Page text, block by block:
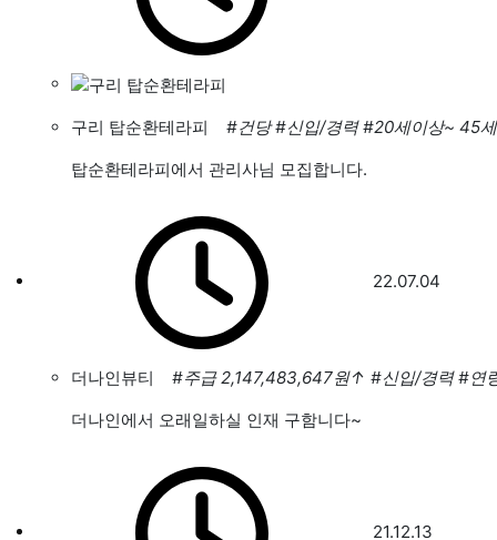
구리 탑순환테라피 #건당 #신입/경력 #20세이상~ 45
탑순환테라피에서 관리사님 모집합니다.
22.07.04
더나인뷰티 #주급 2,147,483,647원↑ #신입/경력 #연
더나인에서 오래일하실 인재 구함니다~
21.12.13